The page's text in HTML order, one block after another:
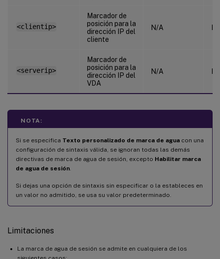
<clientip>
Marcador de
posición para la
dirección IP del
cliente
N/A
<serverip>
Marcador de
posición para la
dirección IP del
VDA
N/A
NOTA:
Si se especifica Texto personalizado de marca de agua con una
configuración de sintaxis válida, se ignoran todas las demás
directivas de marca de agua de sesión, excepto Habilitar marca
de agua de sesión
Si dejas una opción de sintaxis sin especificar o la estableces en
un valor no admitido, se usa su valor predeterminado.
Limitaciones
La marca de agua de sesión se admite en cualquiera de los